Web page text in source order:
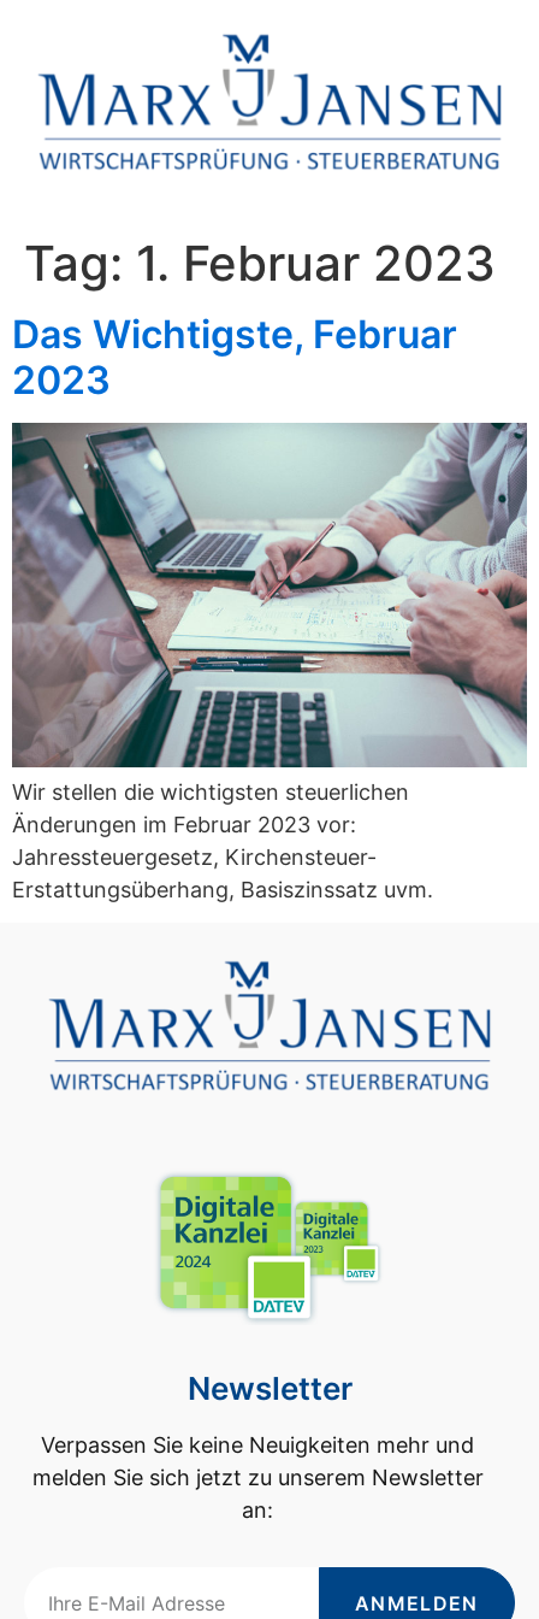
Tag: 1. Februar 2023
Das Wichtigste, Februar
2023
Wir stellen die wichtigsten steuerlichen
Änderungen im Februar 2023 vor:
Jahressteuergesetz, Kirchensteuer-
Erstattungsüberhang, Basiszinssatz uvm.
Newsletter
Verpassen Sie keine Neuigkeiten mehr und
melden Sie sich jetzt zu unserem Newsletter
an:
ANMELDEN